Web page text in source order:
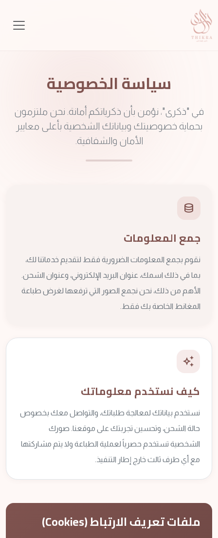
سياسة الخصوصية
في "ذكرى"، نؤمن بأن ذكرياتكم أمانة. نحن ملتزمون
بحماية خصوصيتك وبياناتك الشخصية بأعلى معايير
الأمان والشفافية.
database
جمع المعلومات
نقوم بجمع المعلومات الضرورية فقط لتقديم خدماتنا لك،
بما في ذلك اسمك، عنوان البريد الإلكتروني، وعنوان الشحن.
الأهم من ذلك، نحن نجمع الصور التي ترفعها لغرض طباعة
المغانط الخاصة بك فقط.
auto_awesome
كيف نستخدم معلوماتك
نستخدم بياناتك لمعالجة طلباتك، والتواصل معك بخصوص
حالة الشحن، وتحسين تجربتك على موقعنا. صورك
الشخصية تستخدم حصرياً لعملية الطباعة ولا يتم مشاركتها
مع أي طرف ثالث خارج إطار التنفيذ.
ملفات تعريف الارتباط (Cookies)